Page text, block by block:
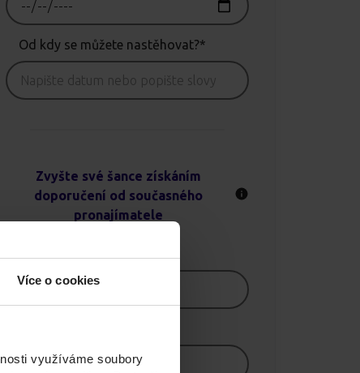
Více o cookies
využíváme soubory
Od kdy se můžete nastěhovat?*
Zvyšte své šance získáním
doporučení od současného
pronajímatele